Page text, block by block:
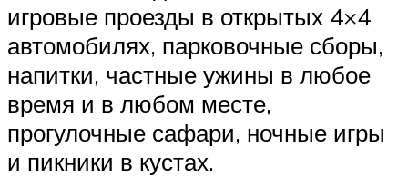
игровые проезды в открытых 4×4
автомобилях, парковочные сборы,
напитки, частные ужины в любое
время и в любом месте,
прогулочные сафари, ночные игры
и пикники в кустах.